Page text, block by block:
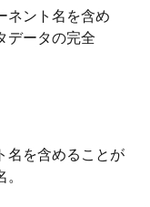
ネント名を含め
データの完全
名を含めることが